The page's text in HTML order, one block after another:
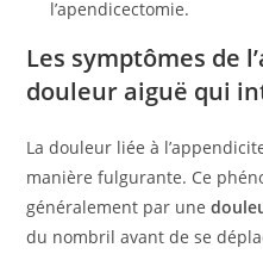
l’apendicectomie.
Les symptômes de
douleur aiguë qui
La douleur liée à
manière fulgurante. Ce
généralement par une
du nombril avant de se